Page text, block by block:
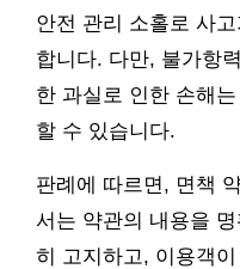
안전 관리 소홀로 사
합니다. 다만, 불가항
한 과실로 인한 손해
할 수 있습니다.
판례에 따르면, 면책
서는 약관의 내용을
히 고지하고, 이용객